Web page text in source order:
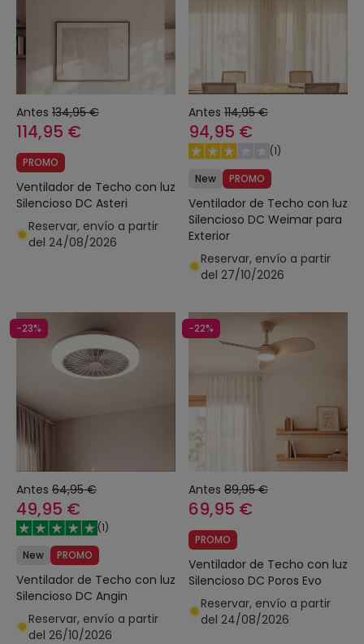
Antes 134,95 €
114,95 €
PROMO
Ventilador de Techo con luz
Silencioso DC Asteri
Reservar, envío a partir
del 24/08/2026
Antes 114,95 €
94,95 €
(1)
New
PROMO
Ventilador de Techo con luz
Silencioso DC Weimar para
Exterior
Reservar, envío a partir
del 27/10/2026
-23%
Antes 64,95 €
49,95 €
(1)
New
PROMO
Ventilador de Techo con luz
Silencioso DC Angin
Reservar, envío a partir
del 26/10/2026
-22%
Antes 89,95 €
69,95 €
PROMO
Ventilador de Techo con luz
Silencioso DC Poros Evo
Reservar, envío a partir
del 24/08/2026